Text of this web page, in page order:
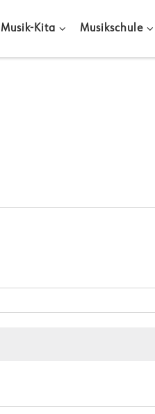
Musik-Kita Musikschule